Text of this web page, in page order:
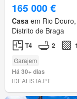
165 000 €
Casa em Rio
Distrito de Braga
T4 2
Garajem
Há 30+ dias
IDEALISTA.PT